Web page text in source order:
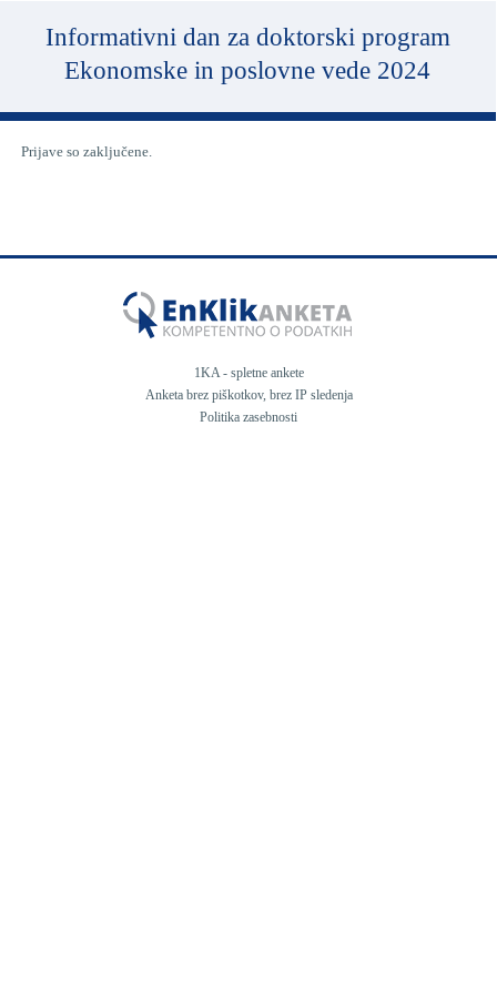
Informativni dan za doktorski program
Ekonomske in poslovne vede 2024
Prijave so zaključene.
1KA - spletne ankete
Anketa brez piškotkov, brez IP sledenja
Politika zasebnosti